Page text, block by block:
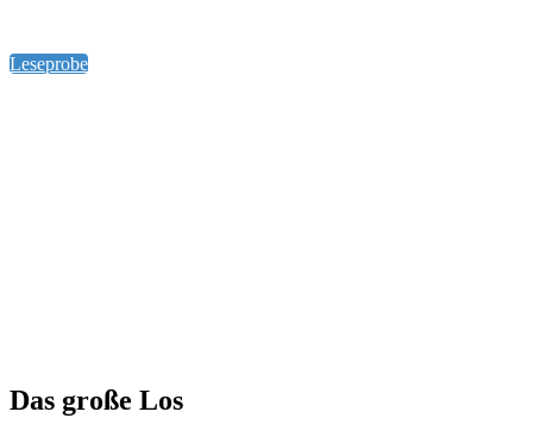
Leseprobe
Das große Los